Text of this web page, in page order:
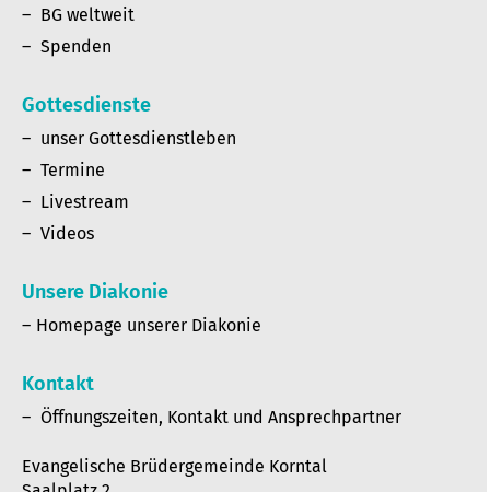
BG weltweit
Spenden
Gottesdienste
unser Gottesdienstleben
Termine
Livestream
Videos
Unsere Diakonie
Homepage unserer Diakonie
Kontakt
Öffnungszeiten, Kontakt und Ansprechpartner
Evangelische Brüdergemeinde Korntal